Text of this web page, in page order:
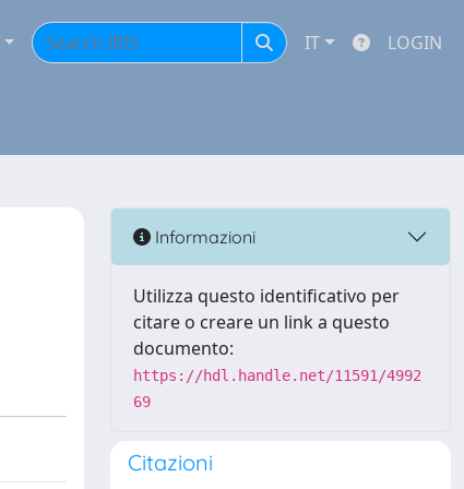
IT LOGIN
Informazioni
Utilizza questo identificativo per
citare o creare un link a questo
documento:
https://hdl.handle.net/11591/4992
69
Citazioni